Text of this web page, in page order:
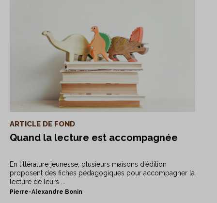
ARTICLE DE FOND
Quand la lecture est accompagnée
En littérature jeunesse, plusieurs maisons d’édition
proposent des fiches pédagogiques pour accompagner la
lecture de leurs ...
Pierre-Alexandre Bonin